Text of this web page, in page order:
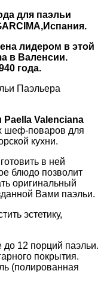
для паэльи
лидером в этой
в Валенсии.
года.
Паэльера
Valenciana
шеф-поваров для
кухни.
в ней
блюдо позволит
оригинальный
Вами паэльи.
эстетику,
до 12 порций паэльи.
покрытия.
(полированная